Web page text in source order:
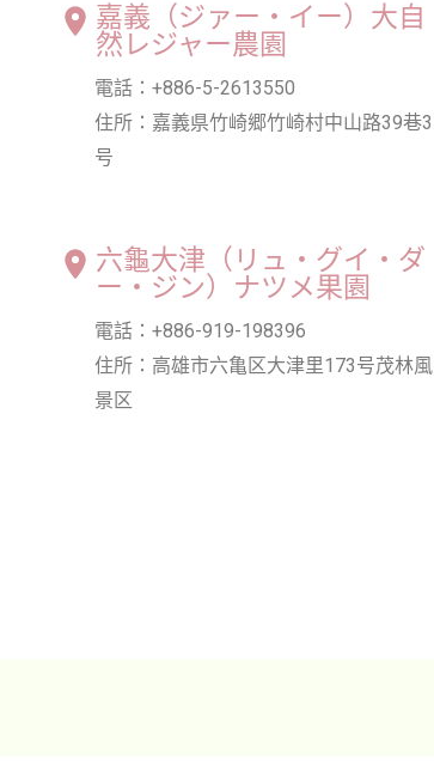
嘉義（ジァー・イー）大自
然レジャー農園
電話：+886-5-2613550
住所：嘉義県竹崎郷竹崎村中山路39巷3
号
六龜大津（リュ・グイ・ダ
ー・ジン）ナツメ果園
電話：+886-919-198396
住所：高雄市六亀区大津里173号茂林風
景区